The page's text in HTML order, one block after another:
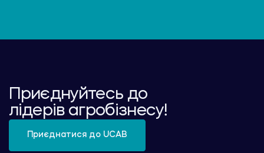
Приєднуйтесь до
лідерів агробізнесу!
Приєднатися до UCAB